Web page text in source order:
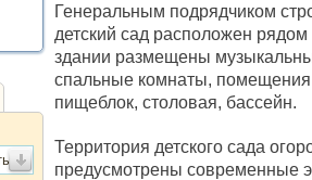
Генеральным подрядчиком
детский сад расположен
здании размещены
спальные комнаты,
пищеблок, столовая, бассейн.
Территория детского сада
предусмотрены современные